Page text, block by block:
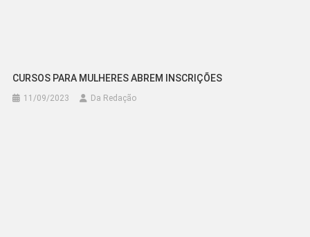
CURSOS PARA MULHERES ABREM INSCRIÇÕES
11/09/2023 Da Redação